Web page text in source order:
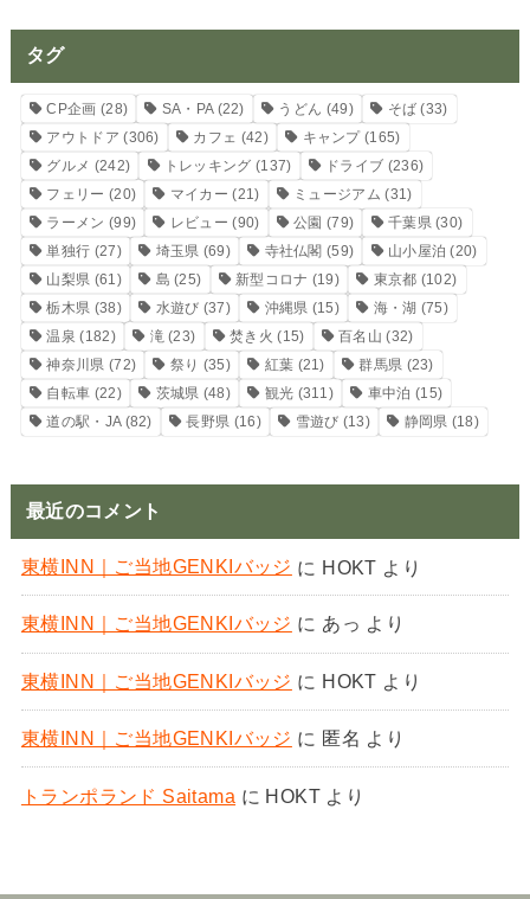
タグ
CP企画 (28) SA・PA(22) うどん (49) そば (33)
アウトドア (306) カフェ (42) キャンプ(165)
グルメ (242) トレッキング (137) ドライブ (236)
フェリー (20) マイカー (21) ミュージアム (31)
ラーメン (99) レビュー (90) 公園 (79) 千葉県(30)
単独行 (27) 埼玉県 (69) 寺社仏閣 (59) 山小屋泊 (20)
山梨県 (61) 島 (25) 新型コロナ (19) 東京都 (102)
栃木県 (38) 水遊び (37) 沖縄県 (15) 海・湖 (75)
温泉 (182) 滝(23) 焚き火 (15) 百名山 (32)
神奈川県 (72) 祭り (35) 紅葉 (21) 群馬県 (23)
自転車 (22) 茨城県 (48) 観光 (311) 車中泊 (15)
道の駅・JA(82) 長野県 (16) 雪遊び (13) 静岡県 (18)
最近のコメント
東横INN｜ご当地GENKIバッジ に HOKT より
東横INN｜ご当地GENKIバッジ に あっ より
東横INN｜ご当地GENKIバッジ に HOKT より
東横INN｜ご当地GENKIバッジ に 匿名 より
トランポランド Saitama に HOKT より